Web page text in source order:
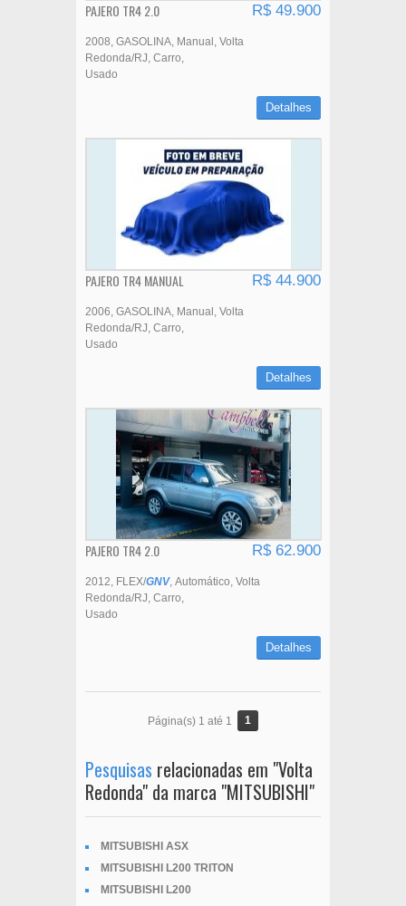
PAJERO TR4 2.0 R$ 49.900
2008 GASOLINA Manual
Volta
Redonda/RJ Carro
Usado
Detalhes
PAJERO TR4 MANUAL R$ 44.900
2006 GASOLINA Manual
Volta
Redonda/RJ Carro
Usado
Detalhes
PAJERO TR4 2.0 R$ 62.900
2012 FLEX/GNV Automático Volta
Redonda/RJ Carro
Usado
Detalhes
Página(s) 1 até 1 1
Pesquisas relacionadas em "Volta
Redonda" da marca "MITSUBISHI"
MITSUBISHI ASX
MITSUBISHI L200 TRITON
MITSUBISHI L200